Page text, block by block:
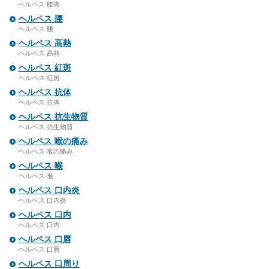
ヘルペス 腰痛
ヘルペス 腰
ヘルペス 腰
ヘルペス 高熱
ヘルペス 高熱
ヘルペス 紅斑
ヘルペス 紅斑
ヘルペス 抗体
ヘルペス 抗体
ヘルペス 抗生物質
ヘルペス 抗生物質
ヘルペス 喉の痛み
ヘルペス 喉の痛み
ヘルペス 喉
ヘルペス 喉
ヘルペス 口内炎
ヘルペス 口内炎
ヘルペス 口内
ヘルペス 口内
ヘルペス 口唇
ヘルペス 口唇
ヘルペス 口周り